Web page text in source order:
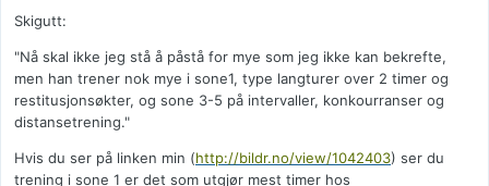
Skigutt:
"Nå skal ikke jeg stå å påstå for mye som jeg ikke kan bekrefte,
men han trener nok mye i sone1, type langturer over 2 timer og
restitusjonsøkter, og sone 3-5 på intervaller, konkourranser og
distansetrening."
Hvis du ser på linken min (http://bildr.no/view/1042403) ser du
trening i sone 1 er det som utgjør mest timer hos